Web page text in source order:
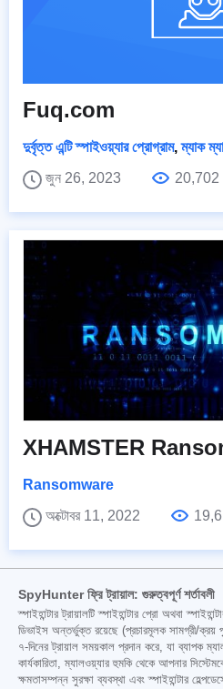
Fuq.com
দুর্বৃত্ত এন্টি স্পাইওয়্যার প্রোগ্রাম,ম্যাক
জুন 26, 2023
20,702
XHAMSTER
Ransomware
অক্টোবর 11, 2022
SpyHunter ফ্রি ট্রায়াল: গুরুত্বপূর্ণ শর্তাবলী
স্পাইহান্টার ট্রায়ালটি স্পাইহান্টার প্রো অথবা
ডিভাইস অন্তর্ভুক্ত রয়েছে (প্রচারমূলক সামগ্রী/ক্রয়
৭-দিনের ট্রায়াল সময়কাল প্রদান করে, যা ব্যাপক
কার্যকারিতা, ম্যালওয়্যার হুমকি থেকে আপনার
ক্ষমতাসম্পন্ন সুরক্ষা ব্যবস্থা এবং স্পাইহান্টার